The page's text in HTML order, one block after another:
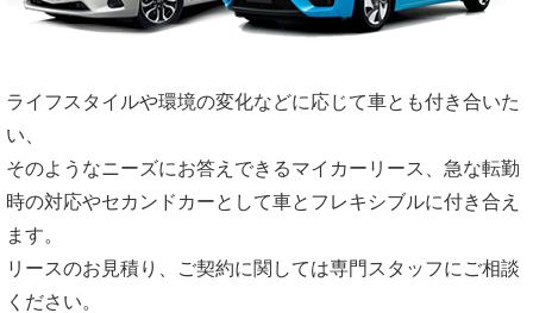
ライフスタイルや環境の変化などに応じて車とも付き合いた
い、
そのようなニーズにお答えできるマイカーリース、急な転勤
時の対応やセカンドカーとして車とフレキシブルに付き合え
ます。
リースのお見積り、ご契約に関しては専門スタッフにご相談
ください。